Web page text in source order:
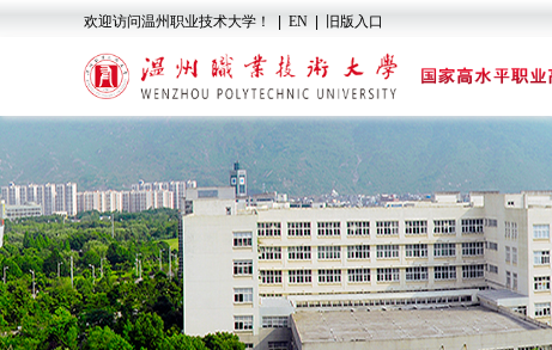
欢迎访问温州职业技术大学！ EN 旧版入口